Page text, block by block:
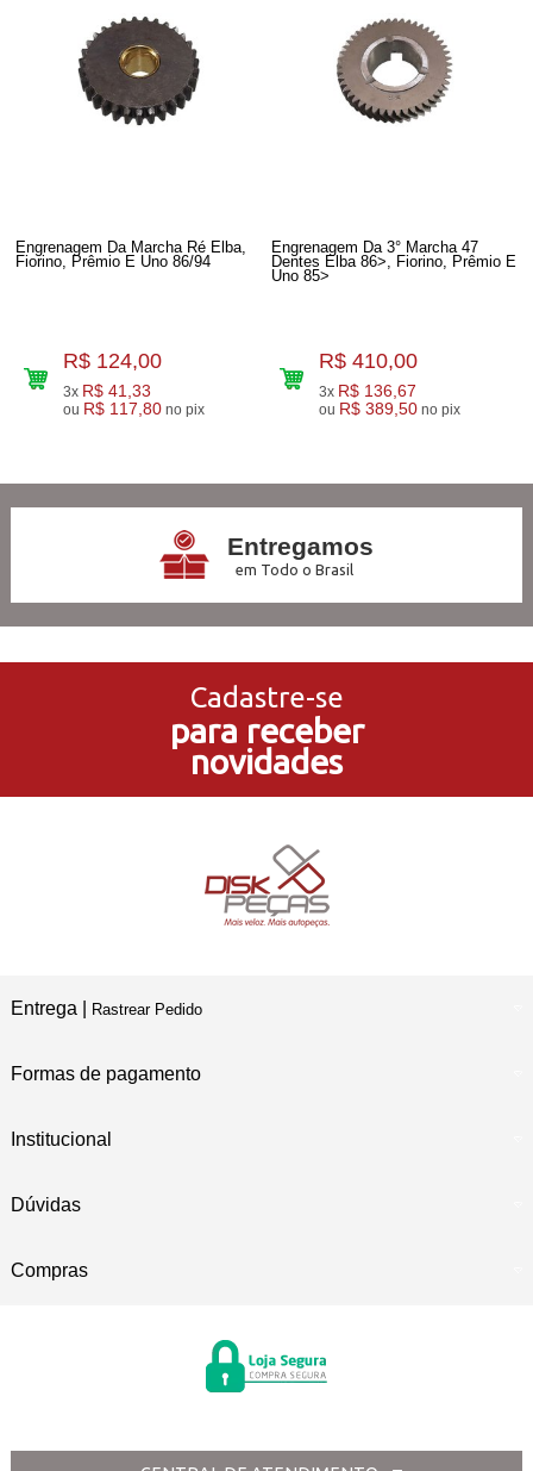
Engrenagem Da Marcha Ré Elba,
Fiorino, Prêmio E Uno 86/94
R$ 124,00
3x R$ 41,33
ou R$ 117,80 no pix
Engrenagem Da 3° Marcha 47
Dentes Elba 86>, Fiorino, Prêmio E
Uno 85>
R$ 410,00
3x R$ 136,67
ou R$ 389,50 no pix
Entregamos
em Todo o Brasil
no Cartão de Crédito
5% de Desconto
no Pagamento PIX
Em Nossas Lojas Físicas
Cadastre-se
para receber
novidades
Entrega | Rastrear Pedido
Formas de pagamento
Institucional
Dúvidas
Compras